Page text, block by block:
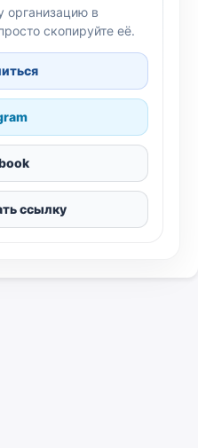
организацию в
скопируйте её.
ссылку